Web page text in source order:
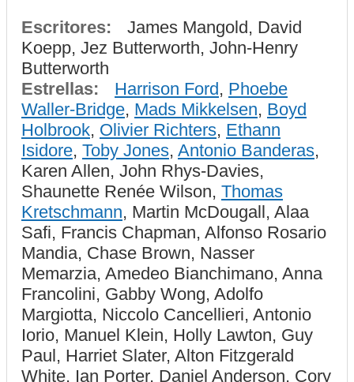
Escritores:
James Mangold, David
Koepp, Jez Butterworth, John-Henry
Butterworth
Estrellas:
Harrison Ford, Phoebe
Waller-Bridge, Mads Mikkelsen, Boyd
Holbrook, Olivier Richters, Ethann
Isidore, Toby Jones, Antonio Banderas,
Karen Allen, John Rhys-Davies,
Shaunette Renée Wilson, Thomas
Kretschmann, Martin McDougall, Alaa
Safi, Francis Chapman, Alfonso Rosario
Mandia, Chase Brown, Nasser
Memarzia, Amedeo Bianchimano, Anna
Francolini, Gabby Wong, Adolfo
Margiotta, Niccolo Cancellieri, Antonio
Iorio, Manuel Klein, Holly Lawton, Guy
Paul, Harriet Slater, Alton Fitzgerald
White, Ian Porter, Daniel Anderson, Cory